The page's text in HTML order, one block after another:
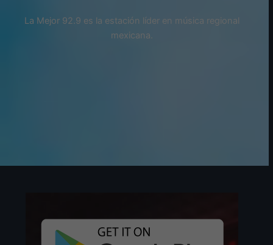
La Mejor 92.9 es la estación líder en música regional
mexicana.